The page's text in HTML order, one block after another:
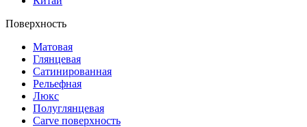
Поверхность
Матовая
Глянцевая
Сатинированная
Рельефная
Люкс
Полуглянцевая
Carve поверхность